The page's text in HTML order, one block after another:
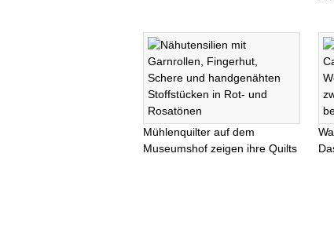
Mühlenquilter auf dem
Museumshof zeigen ihre Quilts